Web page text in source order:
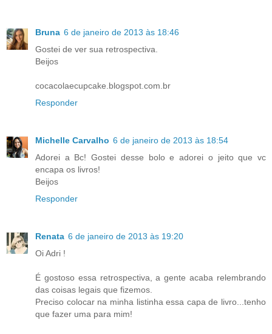
Bruna 6 de janeiro de 2013 às 18:46
Gostei de ver sua retrospectiva.
Beijos
cocacolaecupcake.blogspot.com.br
Responder
Michelle Carvalho 6 de janeiro de 2013 às 18:54
Adorei a Bc! Gostei desse bolo e adorei o jeito que vc
encapa os livros!
Beijos
Responder
Renata 6 de janeiro de 2013 às 19:20
Oi Adri !
É gostoso essa retrospectiva, a gente acaba relembrando
das coisas legais que fizemos.
Preciso colocar na minha listinha essa capa de livro...tenho
que fazer uma para mim!